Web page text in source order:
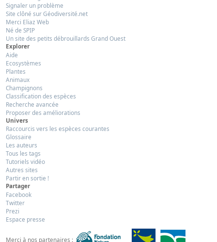
Signaler un problème
Site clôné sur Géodiversité.net
Merci Eliaz Web
Né de SPIP
Un site des petits débrouillards Grand Ouest
Explorer
Aide
Ecosystèmes
Plantes
Animaux
Champignons
Classification des espèces
Recherche avancée
Proposer des améliorations
Univers
Raccourcis vers les espèces courantes
Glossaire
Les auteurs
Tous les tags
Tutoriels vidéo
Autres sites
Partir en sortie !
Partager
Facebook
Twitter
Prezi
Espace presse
Merci à nos partenaires :